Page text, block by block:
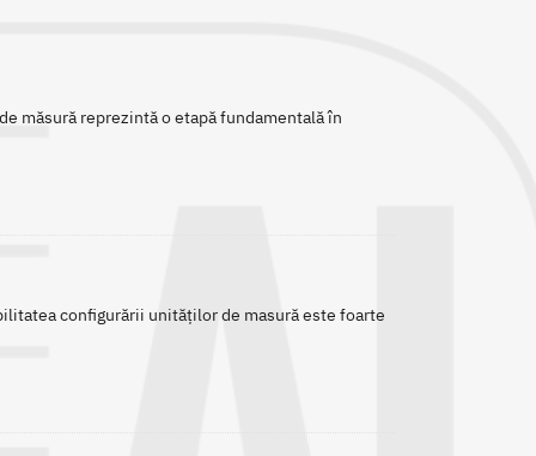
măsură reprezintă o etapă fundamentală în
configurării unităților de masură este foarte